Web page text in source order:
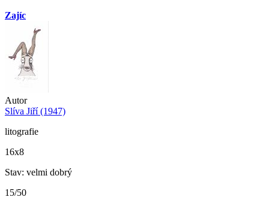
Zajíc
Autor
Slíva Jiří (1947)
litografie
16x8
Stav: velmi dobrý
15/50